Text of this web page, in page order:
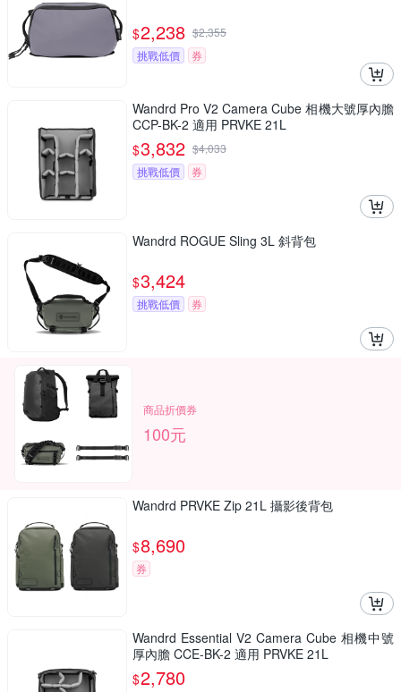
$2,238 $2,355
挑戰低價
券
Wandrd Pro V2 Camera Cube 相機大號厚內膽
CCP-BK-2 適用 PRVKE 21L
$3,832 $4,033
挑戰低價
券
Wandrd ROGUE Sling 3L 斜背包
$3,424
挑戰低價 券
商品折價券
100元
Wandrd PRVKE Zip 21L 攝影後背包
$8,690
券
Wandrd Essential V2 Camera Cube 相機中號
厚內膽 CCE-BK-2 適用 PRVKE 21L
$2,780